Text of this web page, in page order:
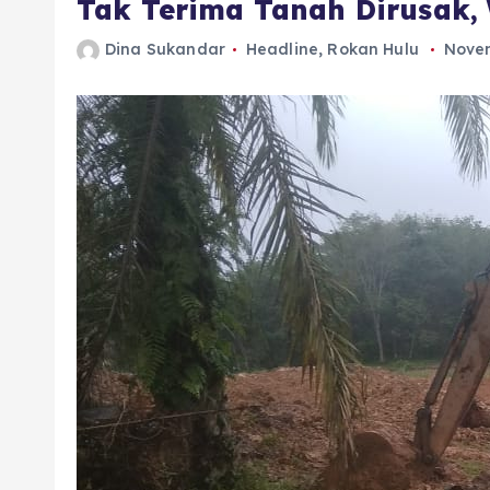
Tak Terima Tanah Dirusak,
Dina Sukandar Headline, Rokan Hulu